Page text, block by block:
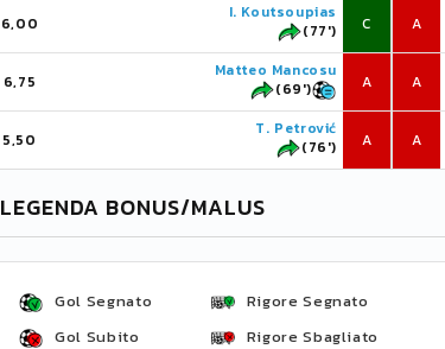
6,00
I. Koutsoupias
(77')
C
6,75
Matteo Mancosu
(69')
A
5,50
T. Petrović
(76')
A
A
A
A
LEGENDA BONUS/MALUS
Gol Segnato
Gol Subito
Rigore Segnato
Rigore Sbagliato